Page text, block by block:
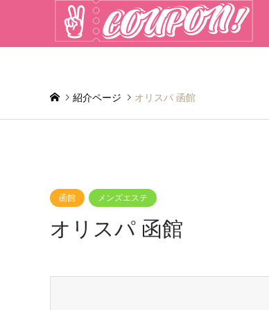
紹介ページ オリスパ 函館
函館 メンズエステ
オリスパ 函館